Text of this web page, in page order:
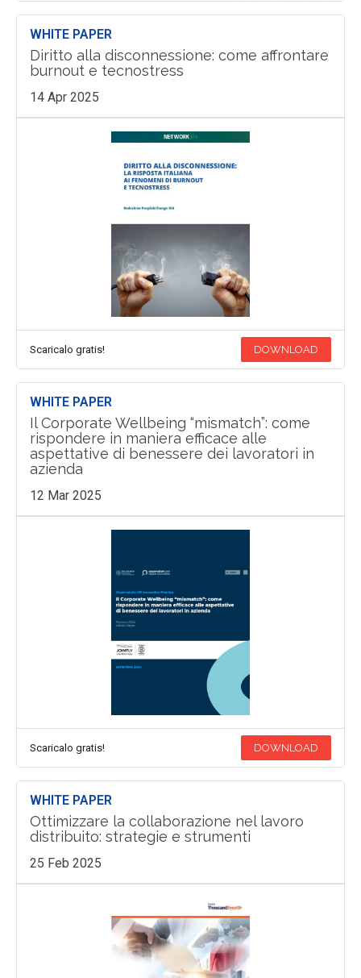
WHITE PAPER
Diritto alla disconnessione: come affrontare
burnout e tecnostress
14 Apr 2025
Scaricalo gratis! DOWNLOAD
WHITE PAPER
Il Corporate Wellbeing “mismatch”: come
rispondere in maniera efficace alle
aspettative di benessere dei lavoratori in
azienda
12 Mar 2025
Scaricalo gratis! DOWNLOAD
WHITE PAPER
Ottimizzare la collaborazione nel lavoro
distribuito: strategie e strumenti
25 Feb 2025